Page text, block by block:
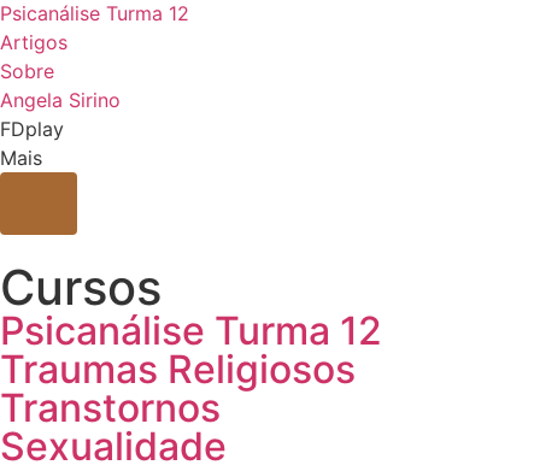
Psicanálise Turma 12
Artigos
Sobre
Angela Sirino
FDplay
Mais
Cursos
Psicanálise Turma 12
Traumas Religiosos
Transtornos
Sexualidade